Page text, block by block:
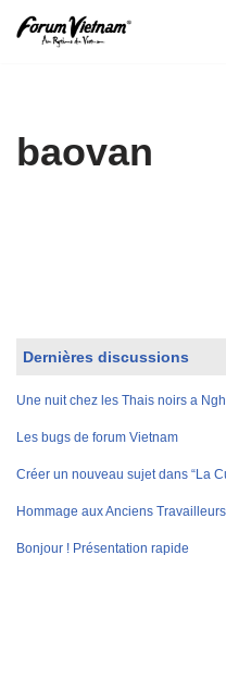
baovan
Dernières discussions
Une nuit chez les Thais noirs a
Les bugs de forum Vietnam
Créer un nouveau sujet dans “La
Hommage aux Anciens
Bonjour ! Présentation rapide